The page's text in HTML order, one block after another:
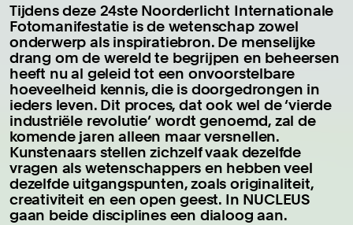
Tijdens deze 24ste Noorderlicht Internationale
Fotomanifestatie is de wetenschap zowel
onderwerp als inspiratiebron. De menselijke
drang om de wereld te begrijpen en beheersen
heeft nu al geleid tot een onvoorstelbare
hoeveelheid kennis, die is doorgedrongen in
ieders leven. Dit proces, dat ook wel de ‘vierde
industriële revolutie’ wordt genoemd, zal de
komende jaren alleen maar versnellen.
Kunstenaars stellen zichzelf vaak dezelfde
vragen als wetenschappers en hebben veel
dezelfde uitgangspunten, zoals originaliteit,
creativiteit en een open geest. In NUCLEUS
gaan beide disciplines een dialoog aan.